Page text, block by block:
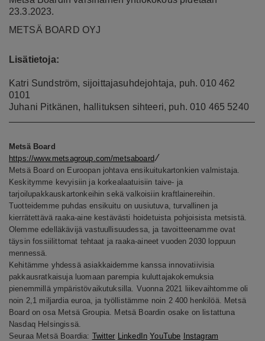
23.3.2023.
METSÄ BOARD OYJ
Lisätietoja:
Katri Sundström, sijoittajasuhdejohtaja, puh. 010 462
0101
Juhani Pitkänen, hallituksen sihteeri, puh. 010 465 5240
Metsä Board
https://www.metsagroup.com/metsaboard/
Metsä Board on Euroopan johtava ensikuitukartonkien valmistaja.
Keskitymme kevyisiin ja korkealaatuisiin taive- ja
tarjoilupakkauskartonkeihin sekä valkoisiin kraftlainereihin.
Tuotteidemme puhdas ensikuitu on uusiutuva, turvallinen ja
kierrätettävä raaka-aine kestävästi hoidetuista pohjoisista metsistä.
Olemme edelläkävijä vastuullisuudessa, ja tavoitteenamme ovat
täysin fossiilittomat tehtaat ja raaka-aineet vuoden 2030 loppuun
mennessä.
Kehitämme yhdessä asiakkaidemme kanssa innovatiivisia
pakkausratkaisuja luomaan parempia kuluttajakokemuksia
pienemmillä ympäristövaikutuksilla. Vuonna 2021 liikevaihtomme oli
noin 2,1 miljardia euroa, ja työllistämme noin 2 400 henkilöä. Metsä
Board on osa Metsä Groupia. Metsä Boardin osake on listattuna
Nasdaq Helsingissä.
Seuraa Metsä Boardia: Twitter LinkedIn YouTube Instagram